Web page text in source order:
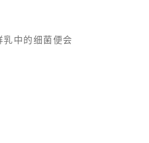
中的细菌便会